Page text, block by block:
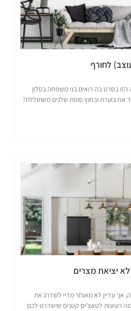
לחורף
בסרט בה רואים בני משפחה בסלון
בוערת ובחוץ סופת שלגים משתוללת?
יציאת מצרים
עדיין לא מאוחר מדיי לשדרג את
לטאצ'ים קטנים שישדרגו לכם